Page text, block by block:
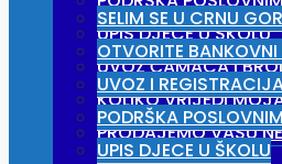
UPIS DJECE U ŠKOLU
UVOZ ČAMACA I
KOLIKO VRIJEDI
PRODAJEMO VAŠU
SELIM SE U CRNU
OTVORITE
UVOZ I
PODRŠKA
UPIS DJECE U ŠKOLU